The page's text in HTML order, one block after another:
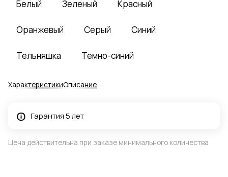
Белый Зеленый Красный
Оранжевый Серый Синий
Тельняшка Темно-синий
ХарактеристикиОписание
Гарантия 5 лет
Цена действительна при заказе минимального количества